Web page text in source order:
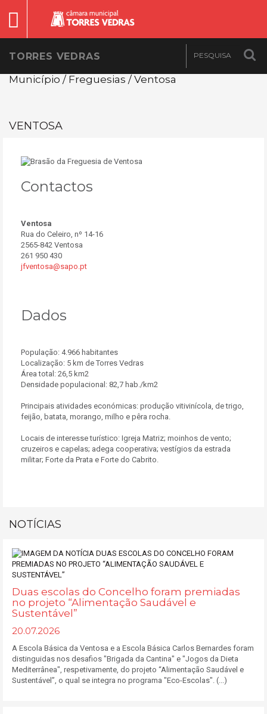
TORRES VEDRAS
Município / Freguesias / Ventosa
VENTOSA
Contactos
Ventosa
Rua do Celeiro, nº 14-16
2565-842 Ventosa
261 950 430
jfventosa@sapo.pt
Dados
População: 4.966 habitantes
Localização: 5 km de Torres Vedras
Área total: 26,5 km2
Densidade populacional: 82,7 hab./km2
Principais atividades económicas: produção vitivinícola, de trigo,
feijão, batata, morango, milho e pêra rocha.
Locais de interesse turístico: Igreja Matriz; moinhos de vento;
cruzeiros e capelas; adega cooperativa; vestígios da estrada
militar; Forte da Prata e Forte do Cabrito.
NOTÍCIAS
Duas escolas do Concelho foram premiadas
no projeto “Alimentação Saudável e
Sustentável”
20.07.2026
A Escola Básica da Ventosa e a Escola Básica Carlos Bernardes foram
distinguidas nos desafios "Brigada da Cantina" e "Jogos da Dieta
Mediterrânea", respetivamente, do projeto “Alimentação Saudável e
Sustentável”, o qual se integra no programa "Eco-Escolas". (...)